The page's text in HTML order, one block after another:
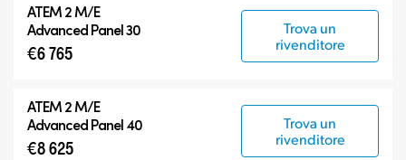
ATEM 2 M/E
Advanced Panel 30
€6 765
Trova un
rivenditore
ATEM 2 M/E
Advanced Panel 40
€8 625
Trova un
rivenditore